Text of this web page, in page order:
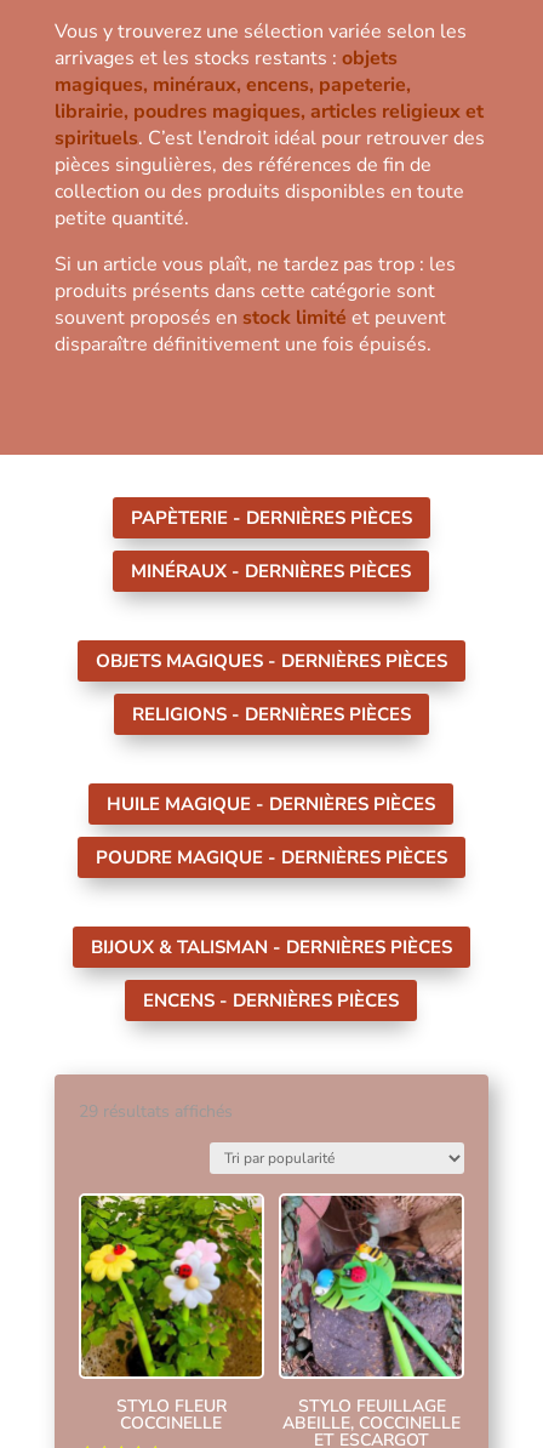
Vous y trouverez une sélection variée selon les
arrivages et les stocks restants : objets
magiques, minéraux, encens, papeterie,
librairie, poudres magiques, articles religieux et
spirituels. C’est l’endroit idéal pour retrouver des
pièces singulières, des références de fin de
collection ou des produits disponibles en toute
petite quantité.
Si un article vous plaît, ne tardez pas trop : les
produits présents dans cette catégorie sont
souvent proposés en stock limité et peuvent
disparaître définitivement une fois épuisés.
PAPÈTERIE - DERNIÈRES PIÈCES
MINÉRAUX - DERNIÈRES PIÈCES
OBJETS MAGIQUES - DERNIÈRES PIÈCES
RELIGIONS - DERNIÈRES PIÈCES
HUILE MAGIQUE - DERNIÈRES PIÈCES
POUDRE MAGIQUE - DERNIÈRES PIÈCES
BIJOUX & TALISMAN - DERNIÈRES PIÈCES
ENCENS - DERNIÈRES PIÈCES
29 résultats affichésTrié
par
popularité
STYLO FLEUR
COCCINELLE
STYLO FEUILLAGE
ABEILLE, COCCINELLE
ET ESCARGOT